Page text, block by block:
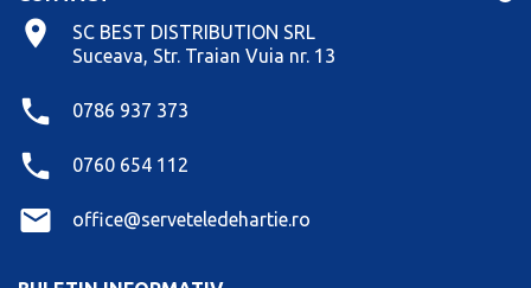
SC BEST DISTRIBUTION SRL
Suceava, Str. Traian Vuia nr. 13
0786 937 373
0760 654 112
office@serveteledehartie.ro